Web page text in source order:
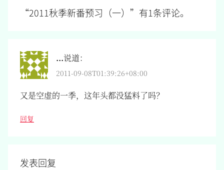
“2011秋季新番预习（一） ”有1条评论。
...说道：
2011-09-08T01:39:26+08:00
又是空虚的一季，这年头都没猛料了吗？
回复
发表回复